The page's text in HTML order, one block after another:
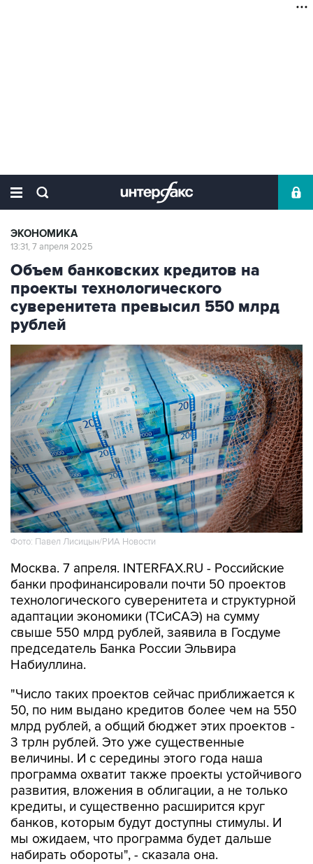
ЭКОНОМИКА
13:31, 7 апреля 2025
Объем банковских кредитов на
проекты технологического
суверенитета превысил 550 млрд
рублей
Фото: Павел Лисицын/РИА Новости
Москва. 7 апреля. INTERFAX.RU - Российские
банки профинансировали почти 50 проектов
технологического суверенитета и структурной
адаптации экономики (ТСиСАЭ) на сумму
свыше 550 млрд рублей, заявила в Госдуме
председатель Банка России Эльвира
Набиуллина.
"Число таких проектов сейчас приближается к
50, по ним выдано кредитов более чем на 550
млрд рублей, а общий бюджет этих проектов -
3 трлн рублей. Это уже существенные
величины. И с середины этого года наша
программа охватит также проекты устойчивого
развития, вложения в облигации, а не только
кредиты, и существенно расширится круг
банков, которым будут доступны стимулы. И
мы ожидаем, что программа будет дальше
набирать обороты", - сказала она.